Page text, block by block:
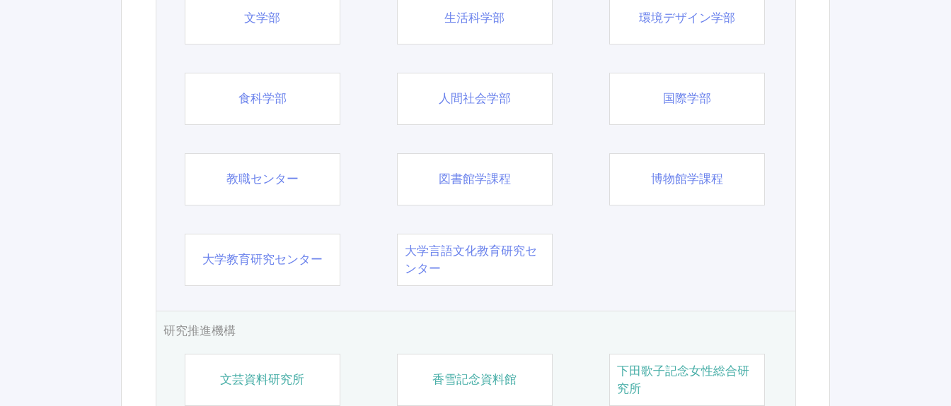
文学部 生活科学部 環境デザイン学部
食科学部 人間社会学部 国際学部
教職センター 図書館学課程 博物館学課程
大学教育研究センター
大学言語文化教育研究セ
ンター
研究推進機構
文芸資料研究所 香雪記念資料館
下田歌子記念女性総合研
究所